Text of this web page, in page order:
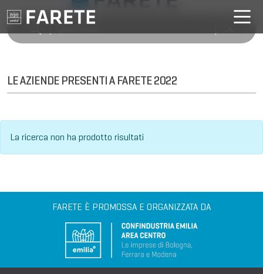
LE AZIENDE PRESENTI A FARETE 2022
La ricerca non ha prodotto risultati
FARETE È PROMOSSA E ORGANIZZATA DA